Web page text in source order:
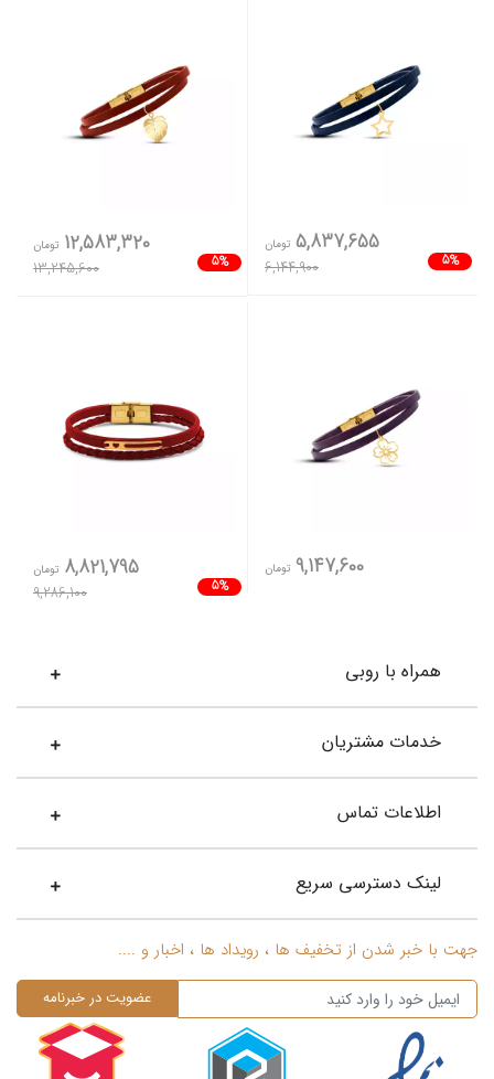
5%
5,837,655 تومان
6,144,900
5%
12,583,320 تومان
13,245,600
9,147,600 تومان
5%
8,821,795 تومان
9,286,100
همراه با روبی
خدمات مشتریان
اطلاعات تماس
لینک دسترسی سریع
جهت با خبر شدن از تخفیف ها ، رویداد ها ، اخبار و ....